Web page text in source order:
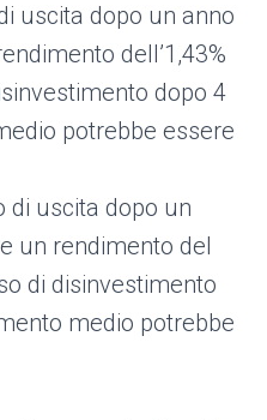
uscita dopo un anno
dell’1,43%
dopo 4
potrebbe essere
di uscita dopo un
un rendimento del
di disinvestimento
medio potrebbe